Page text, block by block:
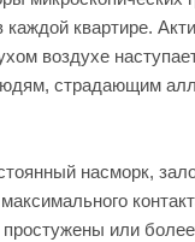
квартире.
воздухе
страдающим
насморк,
или